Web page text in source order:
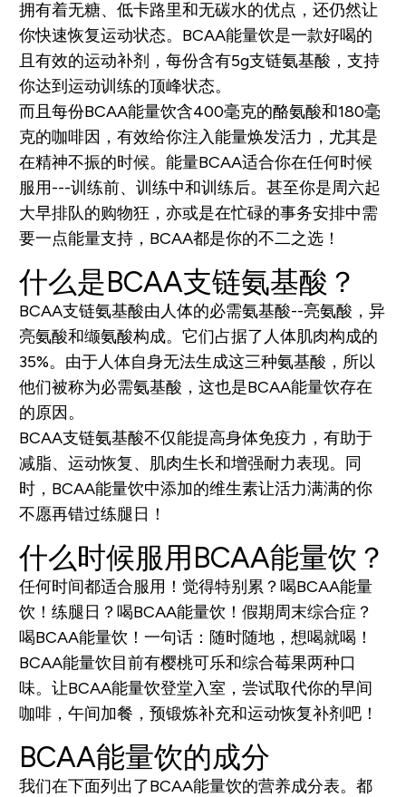
拥有着无糖、低卡路里和无碳水的优点，还仍然让
你快速恢复运动状态。BCAA能量饮是一款好喝的
且有效的运动补剂，每份含有5g支链氨基酸，支持
你达到运动训练的顶峰状态。
而且每份BCAA能量饮含400毫克的酪氨酸和180毫
克的咖啡因，有效给你注入能量焕发活力，尤其是
在精神不振的时候。能量BCAA适合你在任何时候
服用---训练前、训练中和训练后。甚至你是周六起
大早排队的购物狂，亦或是在忙碌的事务安排中需
要一点能量支持，BCAA都是你的不二之选！
什么是BCAA支链氨基酸？
BCAA支链氨基酸由人体的必需氨基酸--亮氨酸，异
亮氨酸和缬氨酸构成。它们占据了人体肌肉构成的
35%。由于人体自身无法生成这三种氨基酸，所以
他们被称为必需氨基酸，这也是BCAA能量饮存在
的原因。
BCAA支链氨基酸不仅能提高身体免疫力，有助于
减脂、运动恢复、肌肉生长和增强耐力表现。同
时，BCAA能量饮中添加的维生素让活力满满的你
不愿再错过练腿日！
什么时候服用 BCAA能量饮 ？
任何时间都适合服用！觉得特别累？喝BCAA能量
饮！练腿日？喝BCAA能量饮！假期周末综合症？
喝BCAA能量饮！一句话：随时随地，想喝就喝！
BCAA能量饮目前有樱桃可乐和综合莓果两种口
味。让BCAA能量饮登堂入室，尝试取代你的早间
咖啡，午间加餐，预锻炼补充和运动恢复补剂吧！
BCAA能量饮的成分
我们在下面列出了BCAA能量饮的营养成分表。都